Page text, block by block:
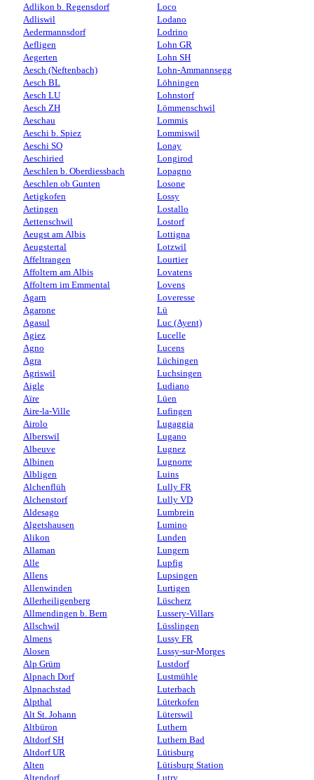
Adlikon b. Regensdorf
Adliswil
Aedermannsdorf
Aefligen
Aegerten
Aesch (Neftenbach)
Aesch BL
Aesch LU
Aesch ZH
Aeschau
Aeschi b. Spiez
Aeschi SO
Aeschiried
Aeschlen b. Oberdiessbach
Aeschlen ob Gunten
Aetigkofen
Aetingen
Aettenschwil
Aeugst am Albis
Aeugstertal
Affeltrangen
Affoltern am Albis
Affoltern im Emmental
Agarn
Agarone
Agasul
Agiez
Agno
Agra
Agriswil
Aigle
Aïre
Aire-la-Ville
Airolo
Alberswil
Albeuve
Albinen
Albligen
Alchenflüh
Alchenstorf
Aldesago
Algetshausen
Alikon
Allaman
Alle
Allens
Allenwinden
Allerheiligenberg
Allmendingen b. Bern
Allschwil
Almens
Alosen
Alp Grüm
Alpnach Dorf
Alpnachstad
Alpthal
Alt St. Johann
Altbüron
Altdorf SH
Altdorf UR
Alten
Altendorf
Loco
Lodano
Lodrino
Lohn GR
Lohn SH
Lohn-Ammannsegg
Löhningen
Lohnstorf
Lömmenschwil
Lommis
Lommiswil
Lonay
Longirod
Lopagno
Losone
Lossy
Lostallo
Lostorf
Lottigna
Lotzwil
Lourtier
Lovatens
Lovens
Loveresse
Lü
Luc (Ayent)
Lucelle
Lucens
Lüchingen
Luchsingen
Ludiano
Lüen
Lufingen
Lugaggia
Lugano
Lugnez
Lugnorre
Luins
Lully FR
Lully VD
Lumbrein
Lumino
Lunden
Lungern
Lupfig
Lupsingen
Lurtigen
Lüscherz
Lussery-Villars
Lüsslingen
Lussy FR
Lussy-sur-Morges
Lustdorf
Lustmühle
Luterbach
Lüterkofen
Lüterswil
Luthern
Luthern Bad
Lütisburg
Lütisburg Station
Lutry